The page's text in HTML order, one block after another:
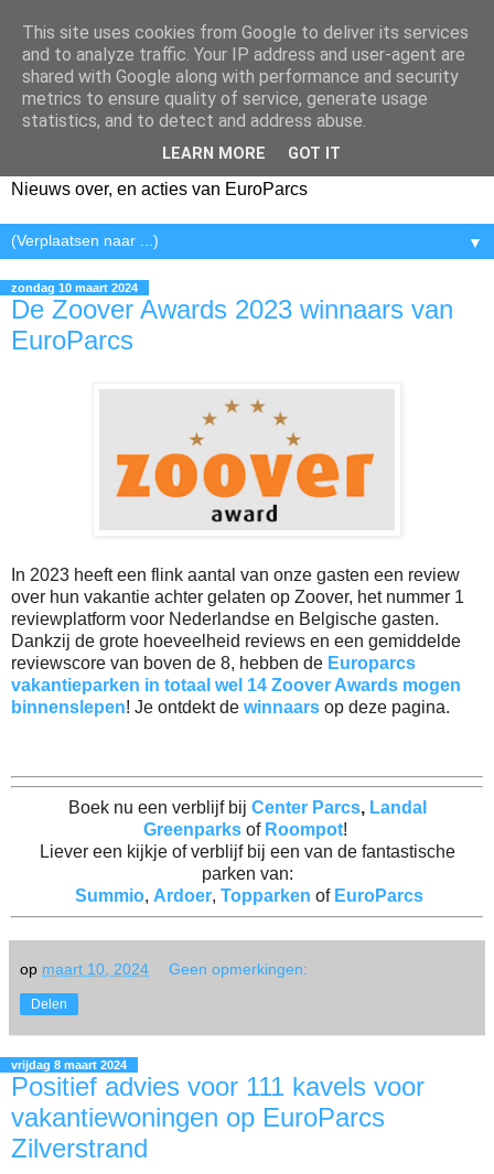
Nieuws over, en acties van EuroParcs
▼
zondag 10 maart 2024
De Zoover Awards 2023 winnaars van
EuroParcs
In 2023 heeft een flink aantal van onze gasten een review
over hun vakantie achter gelaten op Zoover, het nummer 1
reviewplatform voor Nederlandse en Belgische gasten.
Dankzij de grote hoeveelheid reviews en een gemiddelde
reviewscore van boven de 8, hebben de Europarcs
vakantieparken in totaal wel 14 Zoover Awards mogen
binnenslepen! Je ontdekt de winnaars op deze pagina.
Boek nu een verblijf bij Center Parcs, Landal
Greenparksof Roompot!
Liever een kijkje of verblijf bij een van de fantastische
parken van:
Summio, Ardoer, Topparken of EuroParcs
op maart 10, 2024 Geen opmerkingen:
Delen
vrijdag 8 maart 2024
Positief advies voor 111 kavels voor
vakantiewoningen op EuroParcs
Zilverstrand
This site uses cookies from Google to deliver its services
and to analyze traffic. Your IP address and user-agent are
shared with Google along with performance and security
metrics to ensure quality of service, generate usage
statistics, and to detect and address abuse.
LEARN MORE GOT IT